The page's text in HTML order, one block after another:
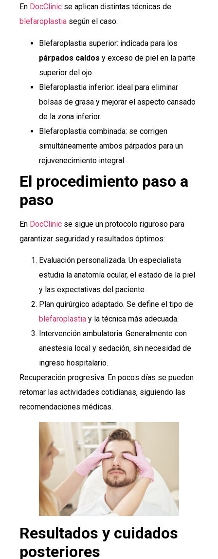
En DocClinic se aplican distintas técnicas de
blefaroplastia según el caso:
Blefaroplastia superior: indicada para los
párpados caídos y exceso de piel en la parte
superior del ojo.
Blefaroplastia inferior: ideal para eliminar
bolsas de grasa y mejorar el aspecto cansado
de la zona inferior.
Blefaroplastia combinada: se corrigen
simultáneamente ambos párpados para un
rejuvenecimiento integral.
El procedimiento paso a
paso
En DocClinic se sigue un protocolo riguroso para
garantizar seguridad y resultados óptimos:
Evaluación personalizada. Un especialista
estudia la anatomía ocular, el estado de la piel
y las expectativas del paciente.
Plan quirúrgico adaptado. Se define el tipo de
blefaroplastia y la técnica más adecuada.
Intervención ambulatoria. Generalmente con
anestesia local y sedación, sin necesidad de
ingreso hospitalario.
Recuperación progresiva. En pocos días se pueden
retomar las actividades cotidianas, siguiendo las
recomendaciones médicas.
Resultados y cuidados
posteriores